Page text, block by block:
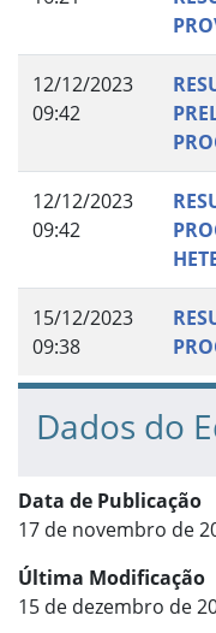
12/12/2023
09:42
12/12/2023
09:42
15/12/2023
09:38
Dados do
Data de Publicação
17 de novembro de
Última Modificação
15 de dezembro de